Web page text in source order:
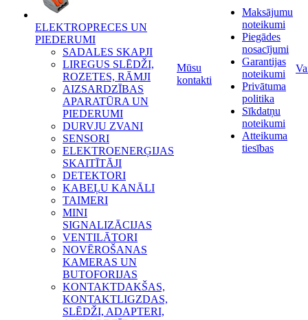
ELEKTROPRECES UN
PIEDERUMI
SADALES SKAPJI
LIREGUS SLĒDŽI,
ROZETES, RĀMJI
AIZSARDZĪBAS
APARATŪRA UN
PIEDERUMI
DURVJU ZVANI
SENSORI
ELEKTROENERĢIJAS
SKAITĪTĀJI
DETEKTORI
KABEĻU KANĀLI
TAIMERI
MINI
SIGNALIZĀCIJAS
VENTILĀTORI
NOVĒROŠANAS
KAMERAS UN
BUTOFORIJAS
KONTAKTDAKŠAS,
KONTAKTLIGZDAS,
SLĒDŽI, ADAPTERI,
Mūsu
kontakti
Maksājumu
noteikumi
Piegādes
nosacījumi
Garantijas
noteikumi
Privātuma
politika
Sīkdatņu
noteikumi
Atteikuma
tiesības